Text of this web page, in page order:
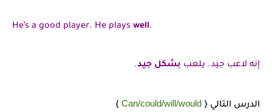
He’s a good player. He plays well.
إنه لاعب جيد. يلعب بشكل جيد.
الدرس التالي { Can/could/will/would
}